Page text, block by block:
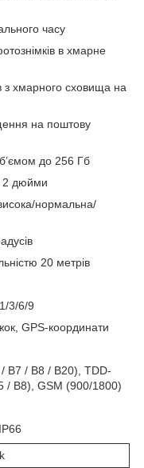
часу
в хмарне
з хмарного сховища на
на поштову
до 256 Гб
2 дюйми
нормальна/
20 метрів
3/6/9
GPS-координати
/ B7 / B8 / В20), TDD-
/ B8), GSM (900/1800)